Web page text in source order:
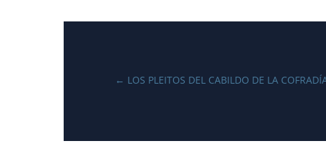
← LOS PLEITOS DEL CABILDO DE LA